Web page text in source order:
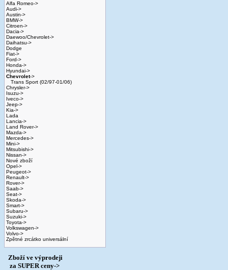
Alfa Romeo->
Audi->
Austin->
BMW->
Citroen->
Dacia->
Daewoo/Chevrolet->
Daihatsu->
Dodge
Fiat->
Ford->
Honda->
Hyundai->
Chevrolet->
Trans Sport (02/97-01/06)
Chrysler->
Isuzu->
Iveco->
Jeep->
Kia->
Lada
Lancia->
Land Rover->
Mazda->
Mercedes->
Mini->
Mitsubishi->
Nissan->
Nové zboží
Opel->
Peugeot->
Renault->
Rover->
Saab->
Seat->
Skoda->
Smart->
Subaru->
Suzuki->
Toyota->
Volkswagen->
Volvo->
Zpětné zrcátko universální
Zboží ve výprodeji
­ za SUPER ceny->